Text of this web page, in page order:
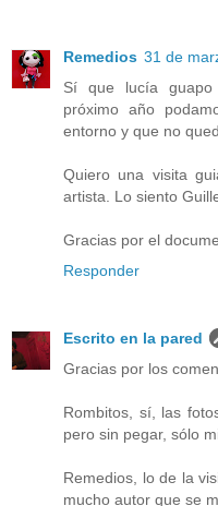
Remedios 31 de
Sí que lucía
próximo año
entorno y que no
Quiero una visita
artista. Lo siento
Gracias por el
Responder
Escrito en la pared
Gracias por los
Rombitos, sí, las
pero sin pegar, sólo
Remedios, lo de la
mucho autor que se